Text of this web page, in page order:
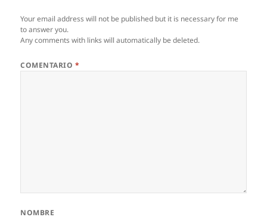
Your email address will not be published but it is necessary for me
to answer you.
Any comments with links will automatically be deleted.
COMENTARIO *
NOMBRE